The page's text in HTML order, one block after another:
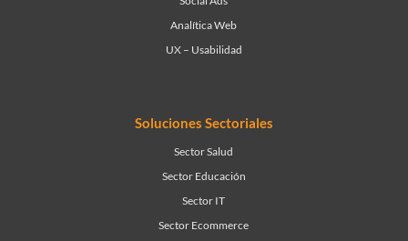
Analítica Web
UX – Usabilidad
Soluciones Sectoriales
Sector Salud
Sector Educación
Sector IT
Sector Ecommerce